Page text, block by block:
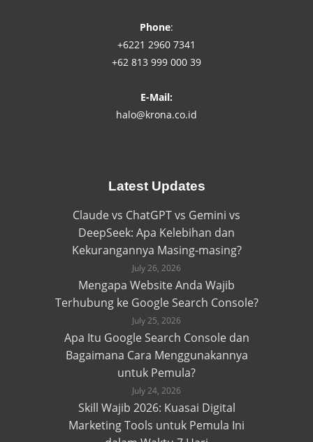
Phone:
+6221 2960 7341
+62 813 999 000 39
E-Mail:
halo@krona.co.id
Latest Updates
Claude vs ChatGPT vs Gemini vs
DeepSeek: Apa Kelebihan dan
Kekurangannya Masing-masing?
July 26, 2026
Mengapa Website Anda Wajib
Terhubung ke Google Search Console?
July 25, 2026
Apa Itu Google Search Console dan
Bagaimana Cara Menggunakannya
untuk Pemula?
July 24, 2026
Skill Wajib 2026: Kuasai Digital
Marketing Tools untuk Pemula Ini